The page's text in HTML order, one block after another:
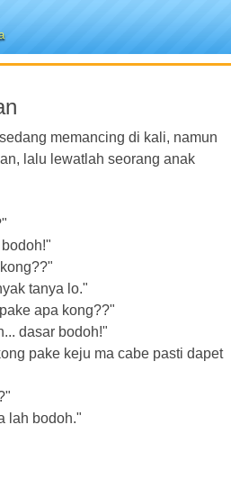
memancing di kali, namun
lalu lewatlah seorang anak
tanya lo."
apa kong??"
dasar bodoh!"
pake keju ma cabe pasti dapet
lah bodoh."